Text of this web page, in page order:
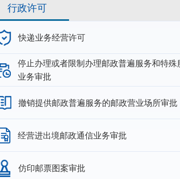
行政许可
快递业务经营许可
停止办理或者限制办理邮政普遍服务和特殊
业务审批
撤销提供邮政普遍服务的邮政营业场所审批
经营进出境邮政通信业务审批
仿印邮票图案审批